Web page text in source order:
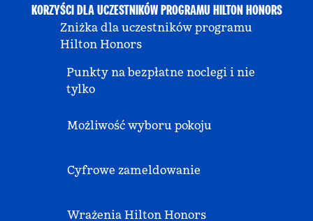
KORZYŚCI DLA UCZESTNIKÓW PROGRAMU HILTON HONORS
Zniżka dla uczestników programu
Hilton Honors
Punkty na bezpłatne noclegi i nie
tylko
Możliwość wyboru pokoju
Cyfrowe zameldowanie
Wrażenia Hilton Honors